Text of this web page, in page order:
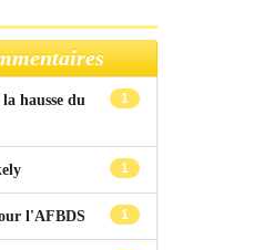
1
hausse du
1
1
l'AFBDS